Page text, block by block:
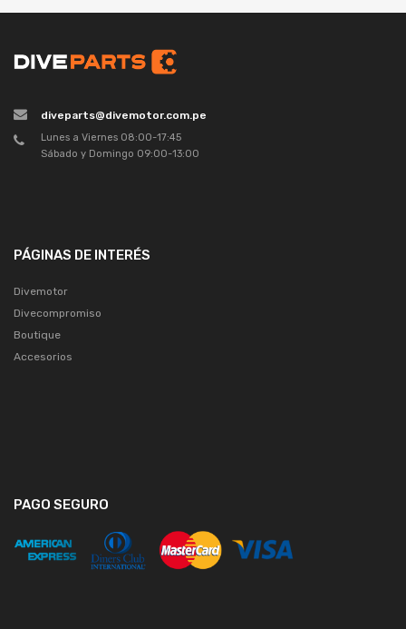
diveparts@divemotor.com.pe
Lunes a Viernes 08:00-17:45
Sábado y Domingo 09:00-13:00
PÁGINAS DE INTERÉS
Divemotor
Divecompromiso
Boutique
Accesorios
PAGO SEGURO